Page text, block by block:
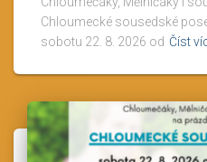
Chloumecké sousedské
sobotu 22. 8. 2026 od Číst